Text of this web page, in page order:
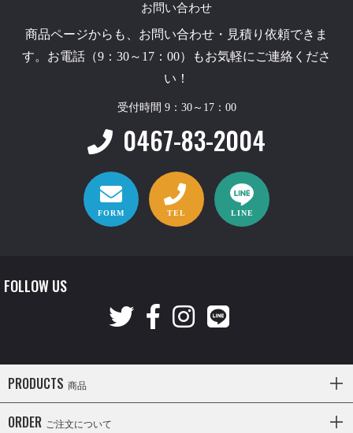
お問い合わせ
商品ページからも、お問い合わせ・見積り依頼できま
す。お電話（9：30～17：00）もお気軽にご連絡くださ
い！
受付時間 9：30～17：00
0467-83-2004
FORM TEL LINE
FOLLOW US
PRODUCTS 商品
ORDER ご注文について